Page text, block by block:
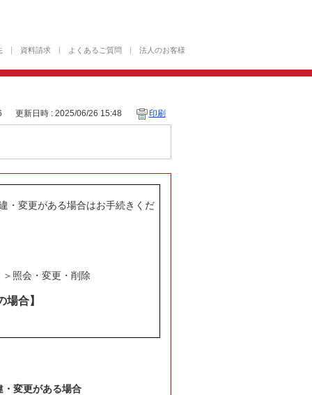
資料請求 よくあるご質問 法人のお客様
更新日時 : 2025/06/26 15:48 印刷
・変更がある場合はお手続きくだ
照会・変更・削除
合】
変更がある場合